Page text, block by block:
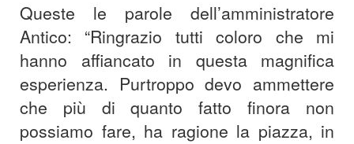
Queste le parole dell’amministratore
Antico: “Ringrazio tutti coloro che mi
hanno affiancato in questa magnifica
esperienza. Purtroppo devo ammettere
che più di quanto fatto finora non
possiamo fare, ha ragione la piazza, in